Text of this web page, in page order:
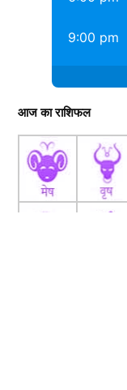
9:00 pm
आज का राशिफल